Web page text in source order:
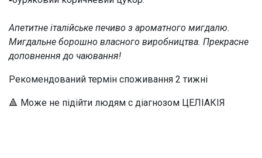
Апетитне італійське печиво з ароматного мигдалю.
Мигдальне борошно власного виробництва. Прекрасне
доповнення до чаювання!
Рекомендований термін споживання 2 тижні
🔺 Може не підійти людям с діагнозом ЦЕЛІАКІЯ